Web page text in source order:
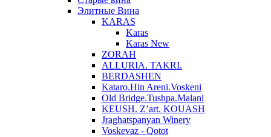
Элитные Вина
KARAS
Karas
Karas New
ZORAH
ALLURIA. TAKRI.
BERDASHEN
Kataro.Hin Areni.Voskeni
Old Bridge.Tushpa.Malani
KEUSH. Z’art. KOUASH
Jraghatspanyan Winery
Voskevaz - Qotot